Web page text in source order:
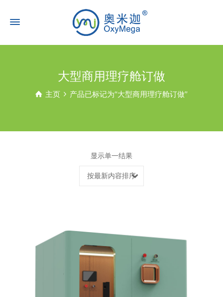
大型商用理疗舱订做
主页 产品已标记为“大型商用理疗舱订做”
显示单一结果
按最新内容排序